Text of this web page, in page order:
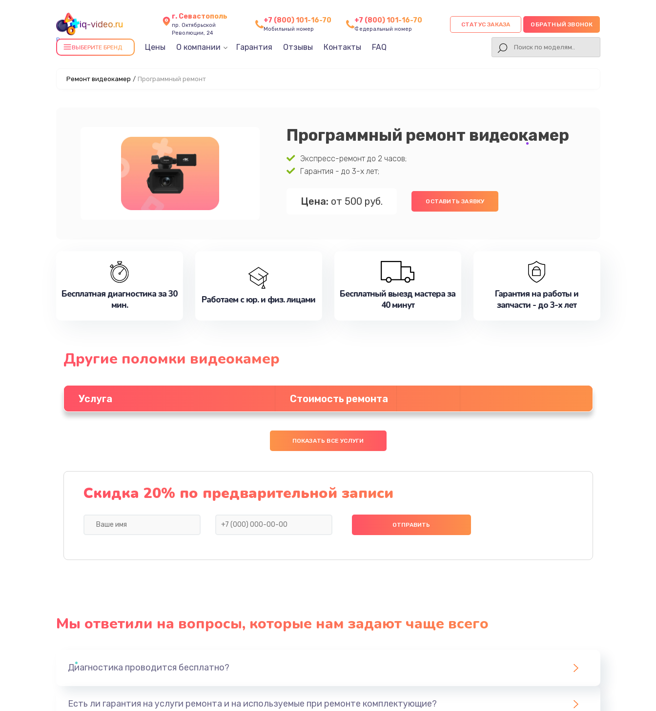
iq-video.ru
Ремонт видеокамер в
Севастополе
г. Севастополь
пр. Октябрьской
Революции, 24
+7 (800) 101-16-70
Мобильный номер
+7 (800) 101-16-70
Федеральный номер
СТАТУС ЗАКАЗА ОБРАТНЫЙ ЗВОНОК
ВЫБЕРИТЕ БРЕНД Цены О компании Гарантия Отзывы Контакты FAQ
Ремонт видеокамер / Программный ремонт
Программный ремонт видеокамер
Экспресс-ремонт до 2 часов;
Гарантия - до 3-х лет;
Цена: от 500 руб. ОСТАВИТЬ ЗАЯВКУ
Бесплатная диагностика за 30
мин.
Работаем с юр. и физ. лицами
Бесплатный выезд мастера за
40 минут
Гарантия на работы и
запчасти - до 3-х лет
Другие поломки видеокамер
Услуга Стоимость ремонта
ПОКАЗАТЬ ВСЕ УСЛУГИ
Скидка 20% по предварительной записи
Мы ответили на вопросы, которые нам задают чаще всего
Диагностика проводится бесплатно?
Есть ли гарантия на услуги ремонта и на используемые при ремонте комплектующие?